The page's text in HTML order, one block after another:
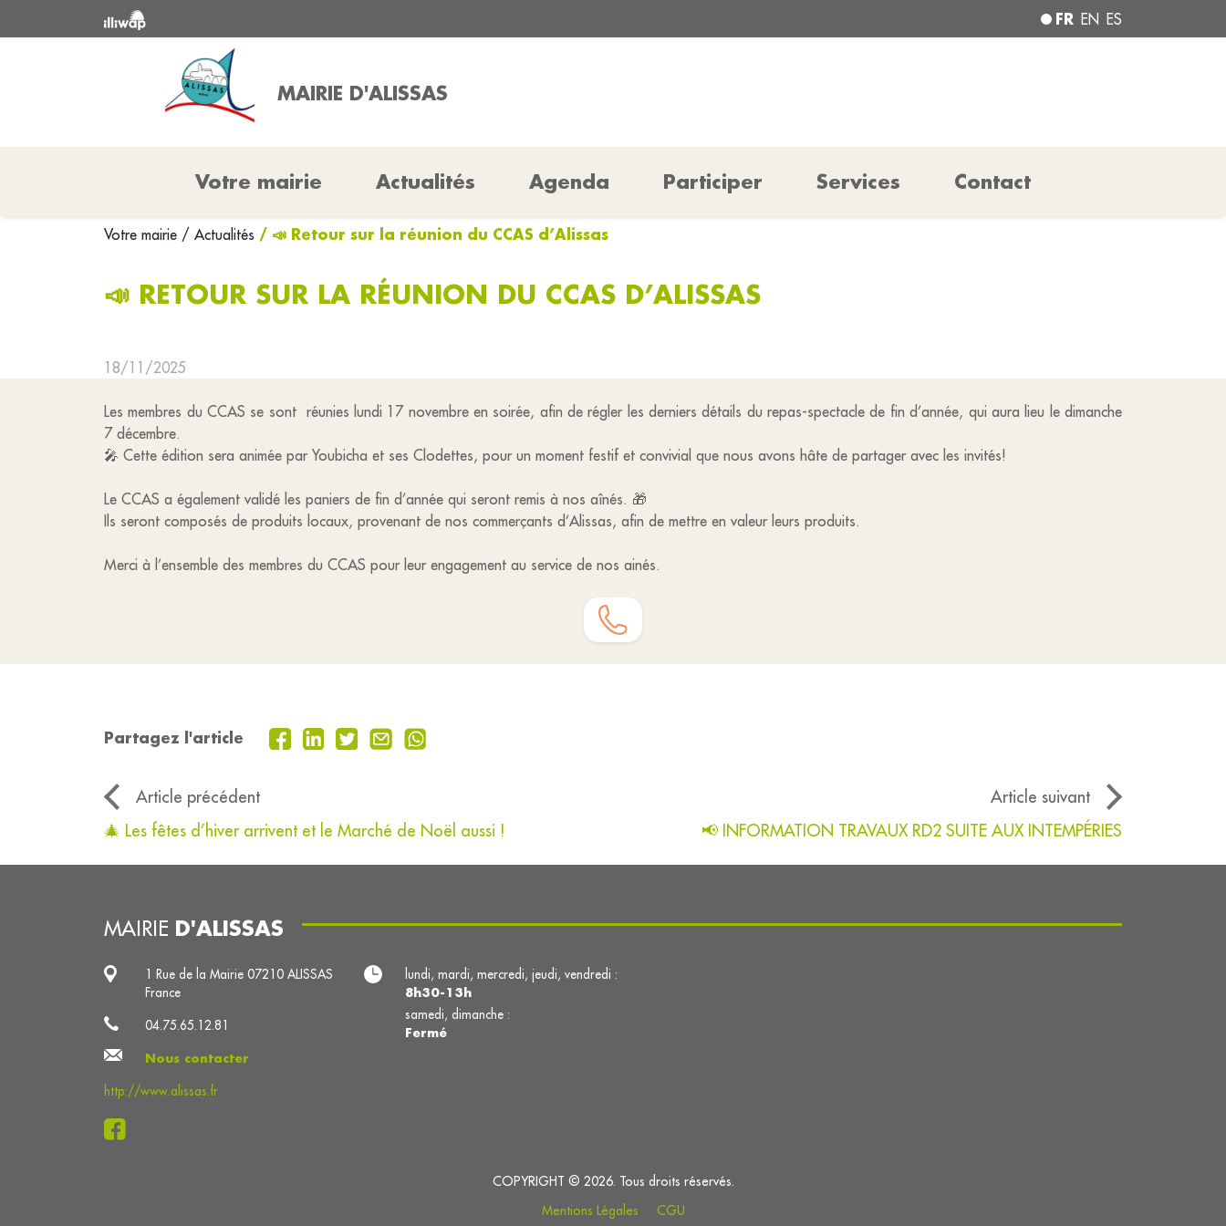
FR EN ES
MAIRIE D'ALISSAS
Votre mairie Actualités Agenda Participer Services Contact
Votre mairie / Actualités / 📣 Retour sur la réunion du CCAS d’Alissas
📣 RETOUR SUR LA RÉUNION DU CCAS D’ALISSAS
18/11/2025
Les membres du CCAS se sont réunies lundi 17 novembre en soirée, afin de régler les derniers détails du repas-spectacle de fin d’année, qui aura lieu le dimanche
7 décembre.
🎤 Cette édition sera animée par Youbicha et ses Clodettes, pour un moment festif et convivial que nous avons hâte de partager avec les invités!
Le CCAS a également validé les paniers de fin d’année qui seront remis à nos aînés. 🎁
Ils seront composés de produits locaux, provenant de nos commerçants d’Alissas, afin de mettre en valeur leurs produits.
Merci à l’ensemble des membres du CCAS pour leur engagement au service de nos ainés.
Partagez l'article
Article précédent
Article suivant
🎄 Les fêtes d’hiver arrivent et le Marché de Noël aussi !
📢 INFORMATION TRAVAUX RD2 SUITE AUX INTEMPÉRIES
MAIRIE D'ALISSAS
1 Rue de la Mairie 07210 ALISSAS
France
04.75.65.12.81
Nous contacter
http://www.alissas.fr
lundi, mardi, mercredi, jeudi, vendredi :
8h30-13h
samedi, dimanche :
Fermé
COPYRIGHT © 2026. Tous droits réservés.
Mentions Légales
CGU